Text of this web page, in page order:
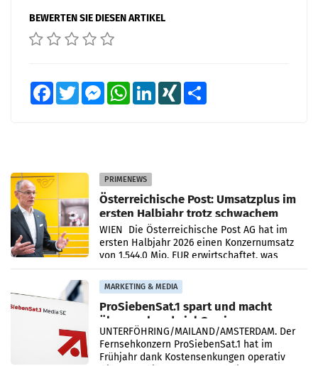
BEWERTEN SIE DIESEN ARTIKEL
FacebookTwitter MessengerWhatsAppLinkedInXING
PRIMENEWS
Österreichische Post: Umsatzplus im
ersten Halbjahr trotz schwachem
Briefgeschäft
WIEN Die Österreichische Post AG hat im
ersten Halbjahr 2026 einen Konzernumsatz
von 1.544,0 Mio. EUR erwirtschaftet, was
einem Plus von 3,8 Prozent gegenüber dem
Vergleichszeitraum
MARKETING & MEDIA
ProSiebenSat.1 spart und macht
überraschend viel Gewinn
UNTERFÖHRING/MAILAND/AMSTERDAM. Der
Fernsehkonzern ProSiebenSat.1 hat im
Frühjahr dank Kostensenkungen operativ